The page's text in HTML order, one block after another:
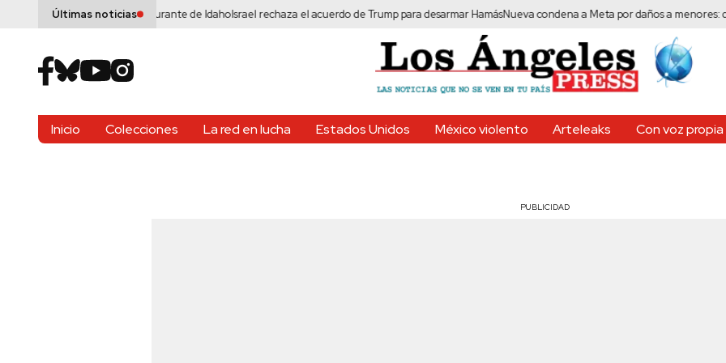
Últimas noticias
masivo en restaurante de IdahoIsrael rechaza el acuerdo de Trump para desarmar HamásNueva condena a Meta por daños a menores: deberá
Inicio Colecciones La red en lucha Estados Unidos México violento Arteleaks Con voz propia
PUBLICIDAD